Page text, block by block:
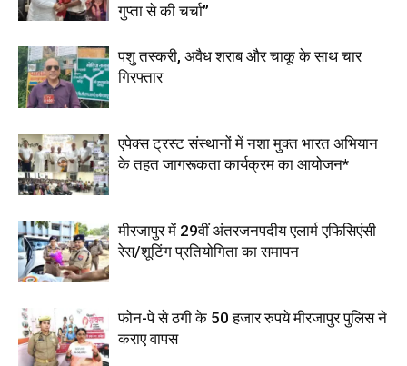
गुप्ता से की चर्चा”
पशु तस्करी, अवैध शराब और चाकू के साथ चार
गिरफ्तार
एपेक्स ट्रस्ट संस्थानों में नशा मुक्त भारत अभियान
के तहत जागरूकता कार्यक्रम का आयोजन*
मीरजापुर में 29वीं अंतरजनपदीय एलार्म एफिसिएंसी
रेस/शूटिंग प्रतियोगिता का समापन
फोन-पे से ठगी के 50 हजार रुपये मीरजापुर पुलिस ने
कराए वापस